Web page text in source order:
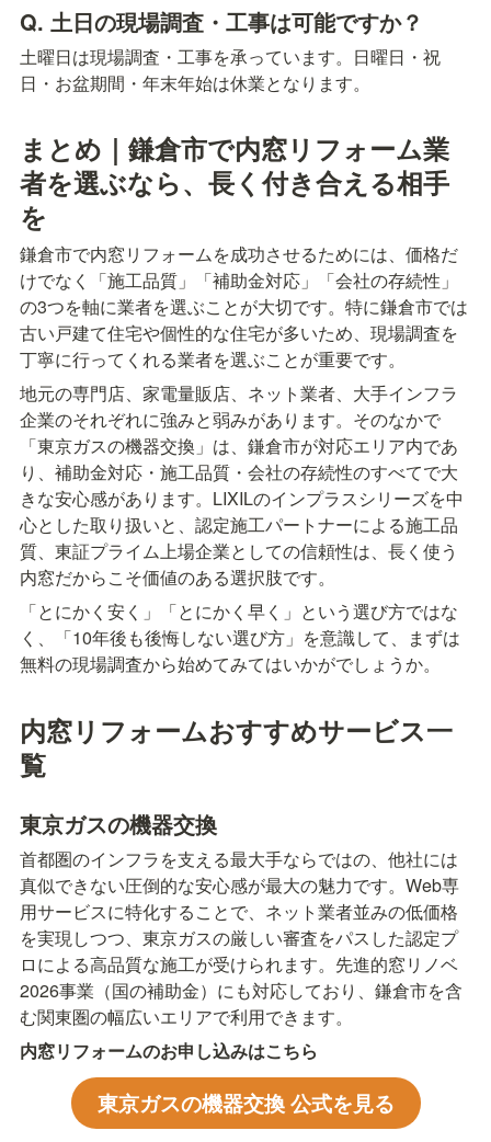
Q. 土日の現場調査・工事は可能ですか？
土曜日は現場調査・工事を承っています。日曜日・祝
日・お盆期間・年末年始は休業となります。
まとめ｜鎌倉市で内窓リフォーム業
者を選ぶなら、長く付き合える相手
を
鎌倉市で内窓リフォームを成功させるためには、価格だ
けでなく「施工品質」「補助金対応」「会社の存続性」
の3つを軸に業者を選ぶことが大切です。特に鎌倉市では
古い戸建て住宅や個性的な住宅が多いため、現場調査を
丁寧に行ってくれる業者を選ぶことが重要です。
地元の専門店、家電量販店、ネット業者、大手インフラ
企業のそれぞれに強みと弱みがあります。そのなかで
「東京ガスの機器交換」は、鎌倉市が対応エリア内であ
り、補助金対応・施工品質・会社の存続性のすべてで大
きな安心感があります。LIXILのインプラスシリーズを中
心とした取り扱いと、認定施工パートナーによる施工品
質、東証プライム上場企業としての信頼性は、長く使う
内窓だからこそ価値のある選択肢です。
「とにかく安く」「とにかく早く」という選び方ではな
く、「10年後も後悔しない選び方」を意識して、まずは
無料の現場調査から始めてみてはいかがでしょうか。
内窓リフォームおすすめサービス一
覧
東京ガスの機器交換
首都圏のインフラを支える最大手ならではの、他社には
真似できない圧倒的な安心感が最大の魅力です。Web専
用サービスに特化することで、ネット業者並みの低価格
を実現しつつ、東京ガスの厳しい審査をパスした認定プ
ロによる高品質な施工が受けられます。先進的窓リノベ
2026事業（国の補助金）にも対応しており、鎌倉市を含
む関東圏の幅広いエリアで利用できます。
内窓リフォームのお申し込みはこちら
東京ガスの機器交換 公式を見る